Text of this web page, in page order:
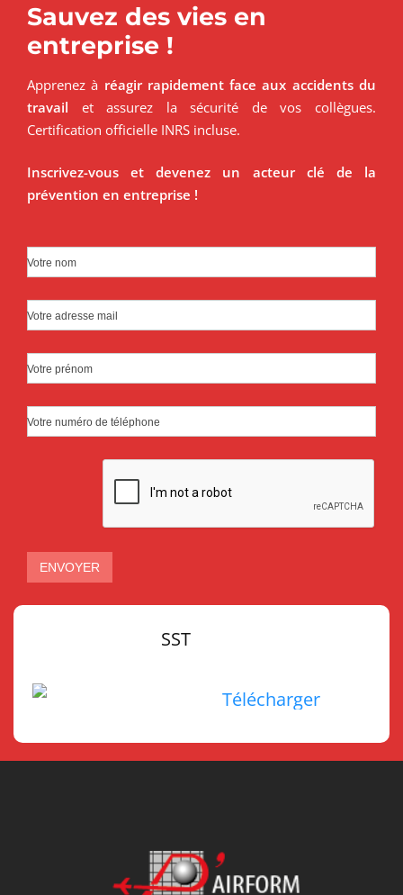
Sauvez des vies en
entreprise !
Apprenez à réagir rapidement face aux accidents du
travail et assurez la sécurité de vos collègues.
Certification officielle INRS incluse.
Inscrivez-vous et devenez un acteur clé de la
prévention en entreprise !
Votre nom
Votre adresse mail
Votre prénom
Votre numéro de téléphone
ENVOYER
SST
Télécharger